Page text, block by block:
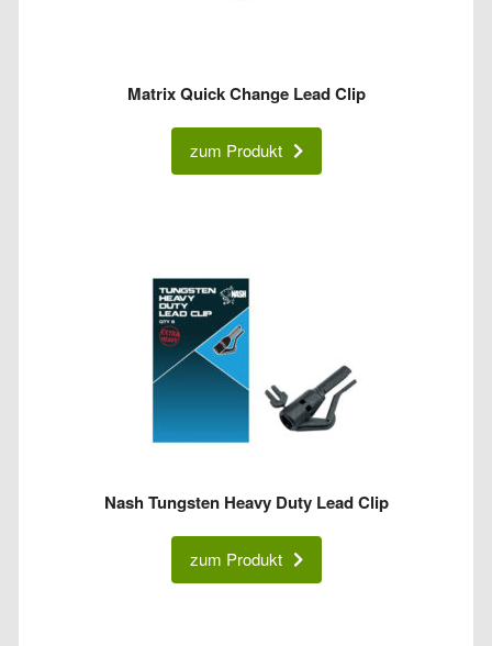
Matrix Quick Change Lead Clip
zum Produkt
Nash Tungsten Heavy Duty Lead Clip
zum Produkt